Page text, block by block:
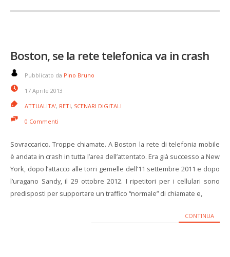
Boston, se la rete telefonica va in crash
Pubblicato da Pino Bruno
17 Aprile 2013
ATTUALITA', RETI, SCENARI DIGITALI
0 Commenti
Sovraccarico. Troppe chiamate. A Boston la rete di telefonia mobile
è andata in crash in tutta l’area dell’attentato. Era già successo a New
York, dopo l’attacco alle torri gemelle dell’11 settembre 2011 e dopo
l’uragano Sandy, il 29 ottobre 2012. I ripetitori per i cellulari sono
predisposti per supportare un traffico “normale” di chiamate e,
CONTINUA